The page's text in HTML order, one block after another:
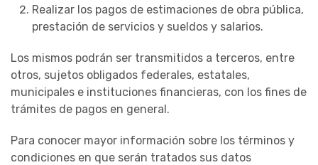
Realizar los pagos de estimaciones de obra pública,
prestación de servicios y sueldos y salarios.
Los mismos podrán ser transmitidos a terceros, entre
otros, sujetos obligados federales, estatales,
municipales e instituciones financieras, con los fines de
trámites de pagos en general.
Para conocer mayor información sobre los términos y
condiciones en que serán tratados sus datos